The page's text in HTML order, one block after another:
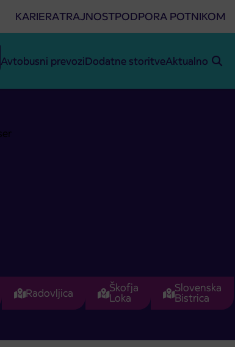
KARIERATRAJNOSTPODPORA POTNIKOM
Avtobusni prevoziDodatne storitveAktualno
Radovljica Škofja
Loka
Slovenska
Bistrica